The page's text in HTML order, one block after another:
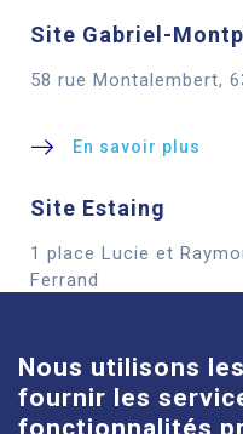
Site Gabriel-
58 rue Montalembert,
En savoir plus
Site Estaing
1 place Lucie et
Ferrand
Site Louise-Michel
Nous utilisons
fournir les
fonctionnalités